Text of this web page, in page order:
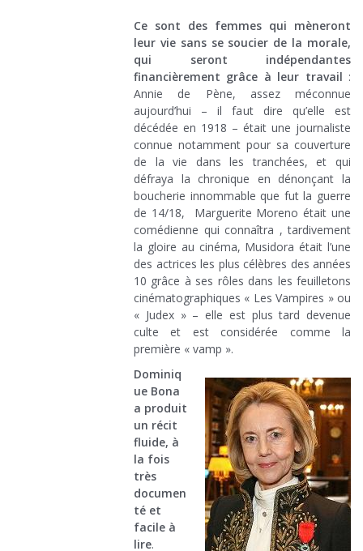
Ce sont des femmes qui mèneront
leur vie sans se soucier de la morale,
qui seront indépendantes
financièrement grâce à leur travail :
Annie de Pène, assez méconnue
aujourd’hui – il faut dire qu’elle est
décédée en 1918 – était une journaliste
connue notamment pour sa couverture
de la vie dans les tranchées, et qui
défraya la chronique en dénonçant la
boucherie innommable que fut la guerre
de 14/18, Marguerite Moreno était une
comédienne qui connaîtra , tardivement
la gloire au cinéma, Musidora était l’une
des actrices les plus célèbres des années
10 grâce à ses rôles dans les feuilletons
cinématographiques « Les Vampires » ou
« Judex » – elle est plus tard devenue
culte et est considérée comme la
première « vamp ».
Dominiq
ue Bona
a produit
un récit
fluide, à
la fois
très
documen
té et
facile à
lire.